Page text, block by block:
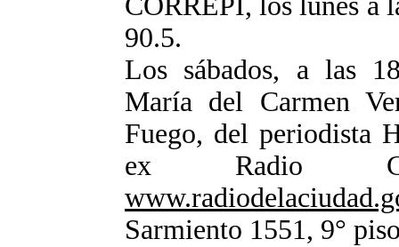
90.5.
Los sábados, a las
María del Carmen
Fuego, del periodista
ex Radio
Sarmiento 1551, 9°